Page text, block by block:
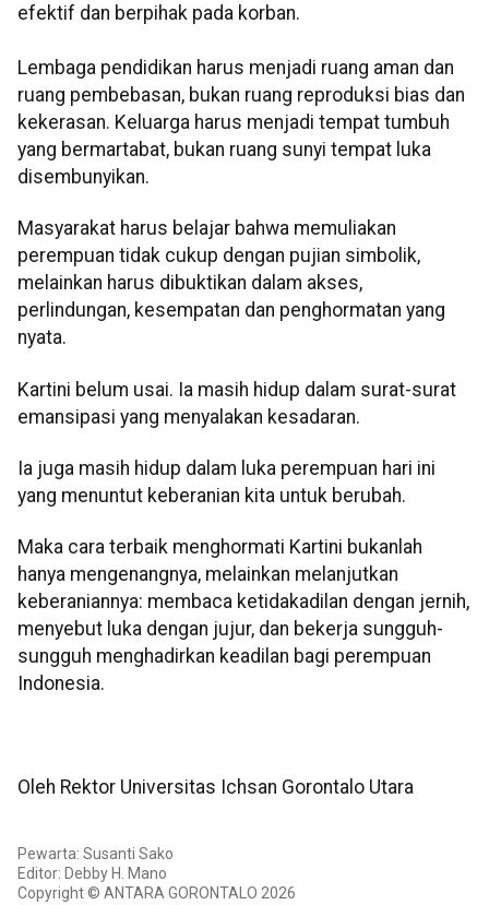
efektif dan berpihak pada korban.
Lembaga pendidikan harus menjadi ruang aman dan
ruang pembebasan, bukan ruang reproduksi bias dan
kekerasan. Keluarga harus menjadi tempat tumbuh
yang bermartabat, bukan ruang sunyi tempat luka
disembunyikan.
Masyarakat harus belajar bahwa memuliakan
perempuan tidak cukup dengan pujian simbolik,
melainkan harus dibuktikan dalam akses,
perlindungan, kesempatan dan penghormatan yang
nyata.
Kartini belum usai. Ia masih hidup dalam surat-surat
emansipasi yang menyalakan kesadaran.
Ia juga masih hidup dalam luka perempuan hari ini
yang menuntut keberanian kita untuk berubah.
Maka cara terbaik menghormati Kartini bukanlah
hanya mengenangnya, melainkan melanjutkan
keberaniannya: membaca ketidakadilan dengan jernih,
menyebut luka dengan jujur, dan bekerja sungguh-
sungguh menghadirkan keadilan bagi perempuan
Indonesia.
Oleh Rektor Universitas Ichsan Gorontalo Utara
Pewarta: Susanti Sako
Editor: Debby H. Mano
Copyright © ANTARA GORONTALO 2026